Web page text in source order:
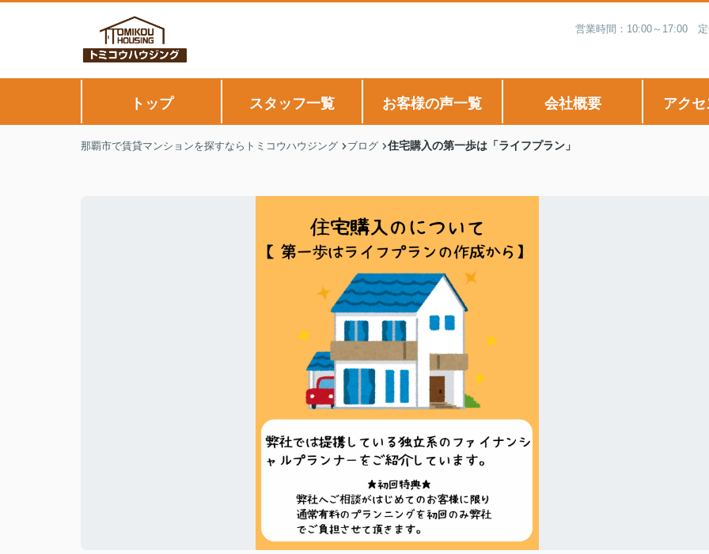
営業時間：10:00～17:00 定
トップ スタッフ一覧 お客様の声一覧 会社概要 アク
那覇市で賃貸マンションを探すならトミコウハウジング ブログ 住宅購入の第一歩は「ライフプラン」